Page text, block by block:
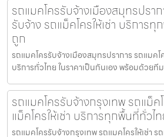
รถแมคโครรับจ้างเมืองสมุทรปรา
รับจ้าง รถแม็คโครให้เช่า บริการ
ถูก
รถแมคโครรับจ้างเมืองสมุทรปราการ รถแมคโ
บริการทั่วไทย ในราคาเป็นกันเอง พร้อมด้วยที
รถแมคโครรับจ้างกรุงเทพ รถแม็ค
แม็คโครให้เช่า บริการทุกพื้นที่ทั่วไ
รถแมคโครรับจ้างกรุงเทพ รถแมคโครให้เช่า